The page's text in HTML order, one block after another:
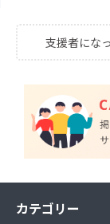
支援者にな
カテゴリー